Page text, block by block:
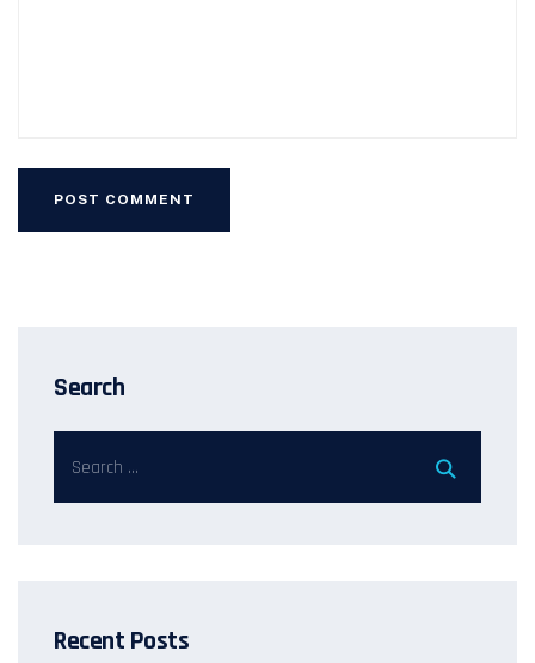
Search
Recent Posts